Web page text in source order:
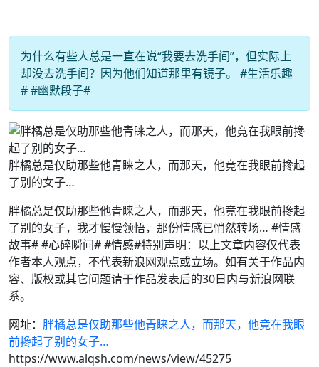
为什么有些人总是一直在说“我要去洗手间”，但实际上
却没去洗手间？因为他们知道那里有镜子。 #生活乐趣
# #幽默段子#
胖橘总是仅助那些他青睐之人，而那天，他竟在我眼前搀起
了别的女子…
胖橘总是仅助那些他青睐之人，而那天，他竟在我眼前搀起
了别的女子，我才慢慢领悟，那份情感已悄然转场… #情感
故事# #心碎瞬间# #情感#特别声明：以上文章内容仅代表
作者本人观点，不代表新浪网观点或立场。如有关于作品内
容、版权或其它问题请于作品发表后的30日内与新浪网联
系。
网址： 胖橘总是仅助那些他青睐之人，而那天，他竟在我眼
前搀起了别的女子…
https://www.alqsh.com/news/view/45275